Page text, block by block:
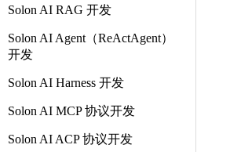
Solon AI RAG 开发
Solon AI Agent（ReActAgent）
开发
Solon AI Harness 开发
Solon AI MCP 协议开发
Solon AI ACP 协议开发